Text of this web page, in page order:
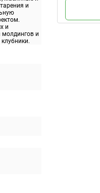
и
и
молдингов и